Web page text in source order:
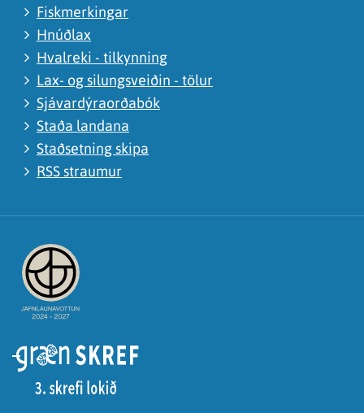
Fiskmerkingar
Hnúðlax
Hvalreki - tilkynning
Lax- og silungsveiðin - tölur
Sjávardýraorðabók
Staða landana
Staðsetning skipa
RSS straumur